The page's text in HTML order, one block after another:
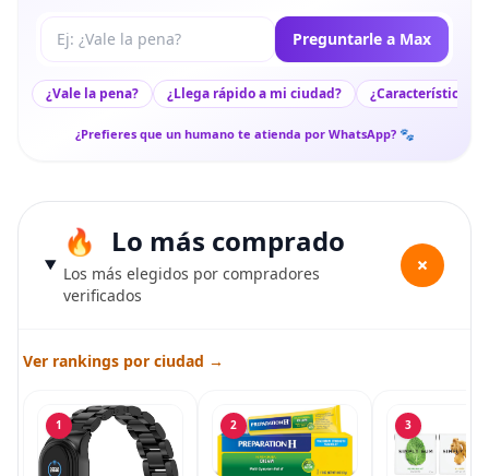
Tu pregunta a Max Preguntarle a Max
¿Vale la pena? ¿Llega rápido a mi ciudad? ¿Características
¿Prefieres que un humano te atienda por WhatsApp? 🐾
Lo más comprado
Los más elegidos por compradores
verificados
+
Ver rankings por ciudad →
1 2 3